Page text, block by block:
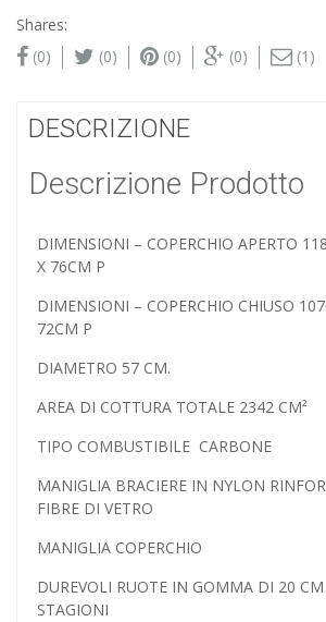
Shares:
(0)
(0) (0) (0) (1)
DESCRIZIONE
Descrizione Prodotto
DIMENSIONI – COPERCHIO APERTO
X 76CM P
DIMENSIONI – COPERCHIO CHIUSO
72CM P
DIAMETRO 57 CM.
AREA DI COTTURA TOTALE 2342 CM²
TIPO COMBUSTIBILE CARBONE
MANIGLIA BRACIERE IN NYLON
FIBRE DI VETRO
MANIGLIA COPERCHIO
DUREVOLI RUOTE IN GOMMA DI 20
STAGIONI